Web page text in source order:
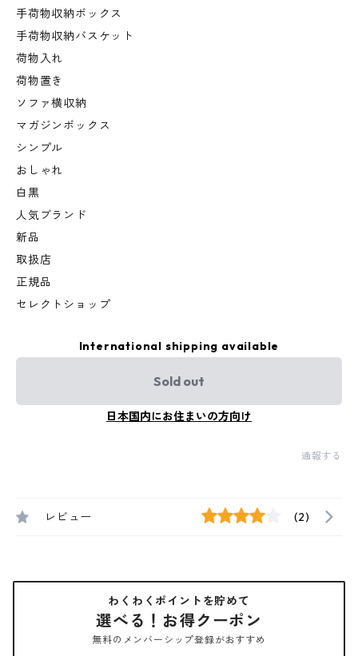
手荷物収納ボックス
手荷物収納バスケット
荷物入れ
荷物置き
ソファ横収納
マガジンボックス
シンプル
おしゃれ
白黒
人気ブランド
新品
取扱店
正規品
セレクトショップ
International shipping available
Sold out
日本国内にお住まいの方向け
通報する
レビュー (2)
わくわくポイントを貯めて
選べる！お得クーポン
無料のメンバーシップ登録がおすすめ